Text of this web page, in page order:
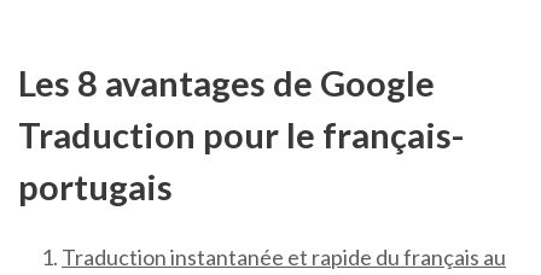
Les 8 avantages de Google
Traduction pour le français-
portugais
Traduction instantanée et rapide du français au